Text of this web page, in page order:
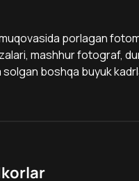
porlagan
mashhur fotograf,
boshqa buyuk